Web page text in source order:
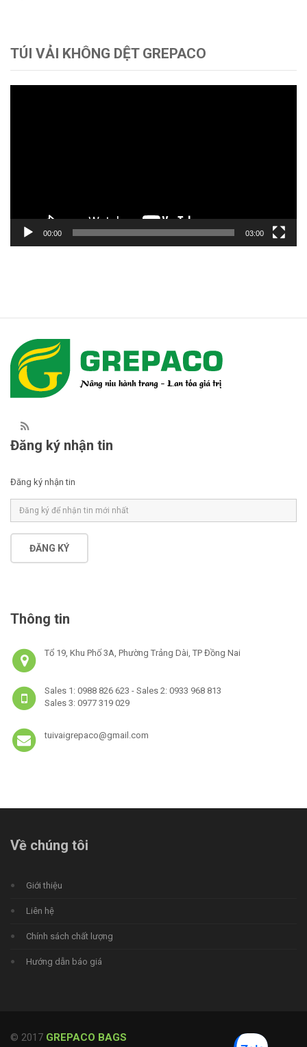
TÚI VẢI KHÔNG DỆT GREPACO
00:00 03:00
Đăng ký nhận tin
Đăng ký nhận tin
ĐĂNG KÝ
Thông tin
Tổ 19, Khu Phố 3A, Phường Trảng Dài, TP Đồng Nai
Sales 1: 0988 826 623 - Sales 2: 0933 968 813
Sales 3: 0977 319 029
tuivaigrepaco@gmail.com
Về chúng tôi
Giới thiệu
Liên hệ
Chính sách chất lượng
Hướng dẫn báo giá
© 2017 GREPACO BAGS